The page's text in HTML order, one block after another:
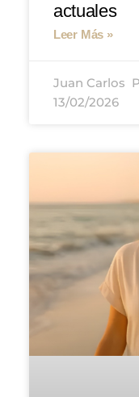
actuales
Leer Más »
Juan Carlos
13/02/2026